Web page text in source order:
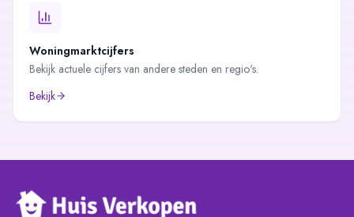
Woningmarktcijfers
Bekijk actuele cijfers van andere steden en regio's.
Bekijk